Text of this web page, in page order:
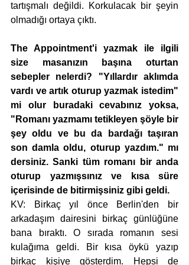
tartışmalı değildi. Korkulacak bir şeyin
olmadığı ortaya çıktı.
The Appointment'i yazmak ile ilgili
size masanızın başına oturtan
sebepler nelerdi? "Yıllardır aklımda
vardı ve artık oturup yazmak istedim"
mi olur buradaki cevabınız yoksa,
"Romanı yazmamı tetikleyen şöyle bir
şey oldu ve bu da bardağı taşıran
son damla oldu, oturup yazdım." mı
dersiniz. Sanki tüm romanı bir anda
oturup yazmışsınız ve kısa süre
içerisinde de bitirmişsiniz gibi geldi.
KV: Birkaç yıl önce Berlin'den bir
arkadaşım dairesini birkaç günlüğüne
bana bıraktı. O sırada romanın sesi
kulağıma geldi. Bir kısa öykü yazıp
birkaç kişiye gösterdim. Hepsi de